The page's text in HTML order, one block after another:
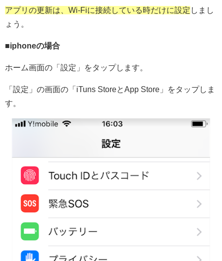
アプリの更新は、Wi-Fiに接続している時だけに設定 しまし
ょう。
■iphoneの場合
ホーム画面の「設定」をタップします。
「設定」の画面の「iTuns StoreとApp Store」をタップしま
す。